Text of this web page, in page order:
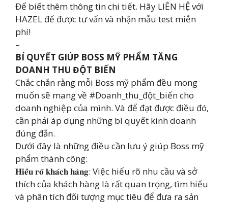
Để biết thêm thông tin chi tiết. Hãy LIÊN HỆ với
HAZEL để được tư vấn và nhận mẫu test miễn
phí!
–
BÍ QUYẾT GIÚP BOSS MỸ PHẨM TĂNG
DOANH THU ĐỘT BIẾN
Chắc chắn rằng mỗi Boss mỹ phẩm đều mong
muốn sẽ mang về #Doanh_thu_đột_biến cho
doanh nghiệp của mình. Và để đạt được điều đó,
cần phải áp dụng những bí quyết kinh doanh
đúng đắn.
Dưới đây là những điều cần lưu ý giúp Boss mỹ
phẩm thành công:
𝐇𝐢𝐞̂̉𝐮 𝐫𝐨̃ 𝐤𝐡𝐚́𝐜𝐡 𝐡𝐚̀𝐧𝐠: Việc hiểu rõ nhu cầu và sở
thích của khách hàng là rất quan trọng, tìm hiểu
và phân tích đối tượng mục tiêu để đưa ra sản